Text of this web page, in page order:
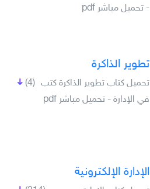
- تحميل مباشر pdf
تطوير الذاكرة
(4) تحميل كتاب تطوير الذاكرة كتب
في الإدارة - تحميل مباشر pdf
الإدارة الإلكترونية